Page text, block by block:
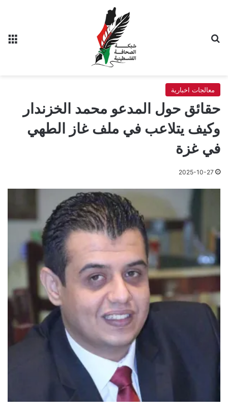
معالجات اخبارية
حقائق حول المدعو محمد الخزندار
وكيف يتلاعب في ملف غاز الطهي
في غزة
2025-10-27